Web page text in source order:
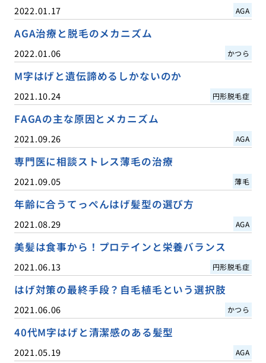
2022.01.17 AGA
AGA治療と脱毛のメカニズム
2022.01.06 かつら
M字はげと遺伝諦めるしかないのか
2021.10.24 円形脱毛症
FAGAの主な原因とメカニズム
2021.09.26 AGA
専門医に相談ストレス薄毛の治療
2021.09.05 薄毛
年齢に合うてっぺんはげ髪型の選び方
2021.08.29 AGA
美髪は食事から！プロテインと栄養バランス
2021.06.13 円形脱毛症
はげ対策の最終手段？自毛植毛という選択肢
2021.06.06 かつら
40代M字はげと清潔感のある髪型
2021.05.19 AGA